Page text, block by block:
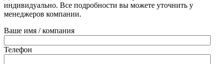
индивидуально. Все подробности вы можете уточнить у
менеджеров компании.
Ваше имя / компания
Телефон